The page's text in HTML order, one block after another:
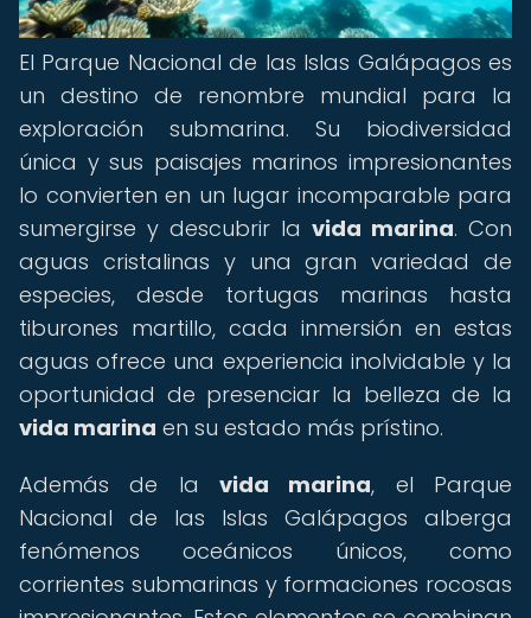
El Parque Nacional de las Islas Galápagos es
un destino de renombre mundial para la
exploración submarina. Su biodiversidad
única y sus paisajes marinos impresionantes
lo convierten en un lugar incomparable para
sumergirse y descubrir la vida marina. Con
aguas cristalinas y una gran variedad de
especies, desde tortugas marinas hasta
tiburones martillo, cada inmersión en estas
aguas ofrece una experiencia inolvidable y la
oportunidad de presenciar la belleza de la
vida marina en su estado más prístino.
Además de la vida marina, el Parque
Nacional de las Islas Galápagos alberga
fenómenos oceánicos únicos, como
corrientes submarinas y formaciones rocosas